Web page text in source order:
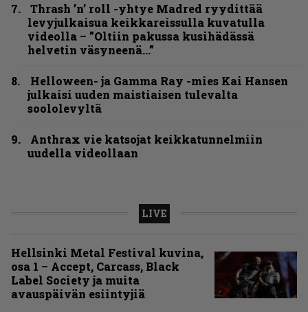
Thrash ’n’ roll -yhtye Madred ryydittää
levyjulkaisua keikkareissulla kuvatulla
videolla – ”Oltiin pakussa kusihädässä
helvetin väsyneenä…”
Helloween- ja Gamma Ray -mies Kai Hansen
julkaisi uuden maistiaisen tulevalta
soololevyltä
Anthrax vie katsojat keikkatunnelmiin
uudella videollaan
LIVE
Hellsinki Metal Festival kuvina,
osa 1 – Accept, Carcass, Black
Label Society ja muita
avauspäivän esiintyjiä